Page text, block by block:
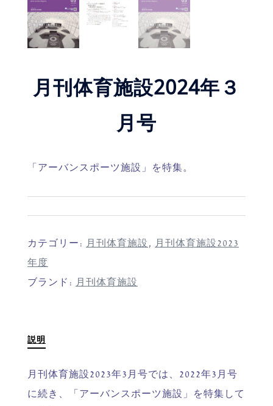
月刊体育施設2024年３
月号
「アーバンスポーツ施設」を特集。
カテゴリー: 月刊体育施設 ,
月刊体育施設2023
年度
ブランド:
月刊体育施設
説明
月刊体育施設2023年3月号では、2022年3月号
に続き、「アーバンスポーツ施設」を特集して